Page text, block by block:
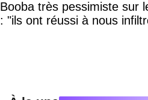
Booba très pessimiste sur
: "ils ont réussi à nous